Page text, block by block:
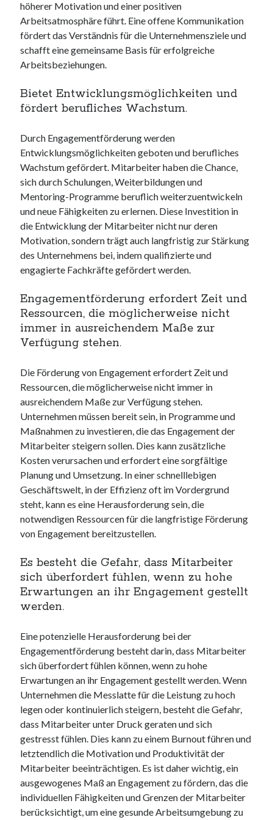
höherer Motivation und einer positiven
Arbeitsatmosphäre führt. Eine offene Kommunikation
fördert das Verständnis für die Unternehmensziele und
schafft eine gemeinsame Basis für erfolgreiche
Arbeitsbeziehungen.
Bietet Entwicklungsmöglichkeiten und
fördert berufliches Wachstum.
Durch Engagementförderung werden
Entwicklungsmöglichkeiten geboten und berufliches
Wachstum gefördert. Mitarbeiter haben die Chance,
sich durch Schulungen, Weiterbildungen und
Mentoring-Programme beruflich weiterzuentwickeln
und neue Fähigkeiten zu erlernen. Diese Investition in
die Entwicklung der Mitarbeiter nicht nur deren
Motivation, sondern trägt auch langfristig zur Stärkung
des Unternehmens bei, indem qualifizierte und
engagierte Fachkräfte gefördert werden.
Engagementförderung erfordert Zeit und
Ressourcen, die möglicherweise nicht
immer in ausreichendem Maße zur
Verfügung stehen.
Die Förderung von Engagement erfordert Zeit und
Ressourcen, die möglicherweise nicht immer in
ausreichendem Maße zur Verfügung stehen.
Unternehmen müssen bereit sein, in Programme und
Maßnahmen zu investieren, die das Engagement der
Mitarbeiter steigern sollen. Dies kann zusätzliche
Kosten verursachen und erfordert eine sorgfältige
Planung und Umsetzung. In einer schnelllebigen
Geschäftswelt, in der Effizienz oft im Vordergrund
steht, kann es eine Herausforderung sein, die
notwendigen Ressourcen für die langfristige Förderung
von Engagement bereitzustellen.
Es besteht die Gefahr, dass Mitarbeiter
sich überfordert fühlen, wenn zu hohe
Erwartungen an ihr Engagement gestellt
werden.
Eine potenzielle Herausforderung bei der
Engagementförderung besteht darin, dass Mitarbeiter
sich überfordert fühlen können, wenn zu hohe
Erwartungen an ihr Engagement gestellt werden. Wenn
Unternehmen die Messlatte für die Leistung zu hoch
legen oder kontinuierlich steigern, besteht die Gefahr,
dass Mitarbeiter unter Druck geraten und sich
gestresst fühlen. Dies kann zu einem Burnout führen und
letztendlich die Motivation und Produktivität der
Mitarbeiter beeinträchtigen. Es ist daher wichtig, ein
ausgewogenes Maß an Engagement zu fördern, das die
individuellen Fähigkeiten und Grenzen der Mitarbeiter
berücksichtigt, um eine gesunde Arbeitsumgebung zu